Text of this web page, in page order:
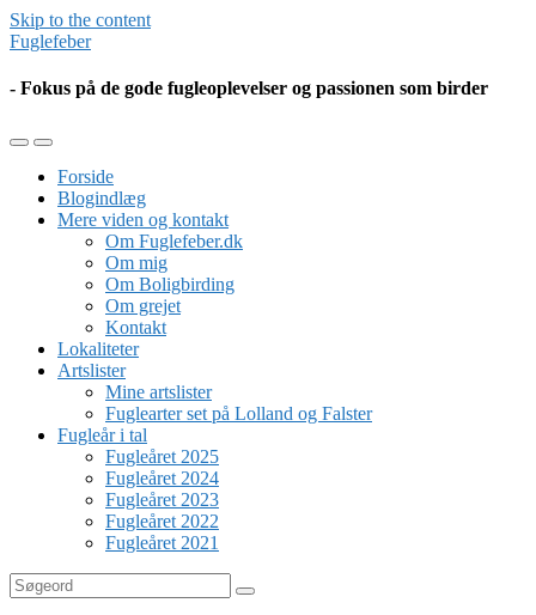
Skip to the content
Fuglefeber
- Fokus på de gode fugleoplevelser og passionen som birder
Toggle
mobile
menu
Toggle
the
search
field
Forside
Blogindlæg
Mere viden og kontakt
Om Fuglefeber.dk
Om mig
Om Boligbirding
Om grejet
Kontakt
Lokaliteter
Artslister
Mine artslister
Fuglearter set på Lolland og Falster
Fugleår i tal
Fugleåret 2025
Fugleåret 2024
Fugleåret 2023
Fugleåret 2022
Fugleåret 2021
Søg